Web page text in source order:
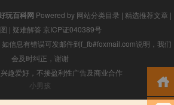
玩百科网 Powered by 网站分类目录 | 精选推荐文章 |
| 疑难解答 京ICP证040389号
信息有错误可发邮件到f_fb#foxmail.com说明，我们
会及时纠正，谢谢
趣爱好，不接盈利性广告及商业合作
小男孩